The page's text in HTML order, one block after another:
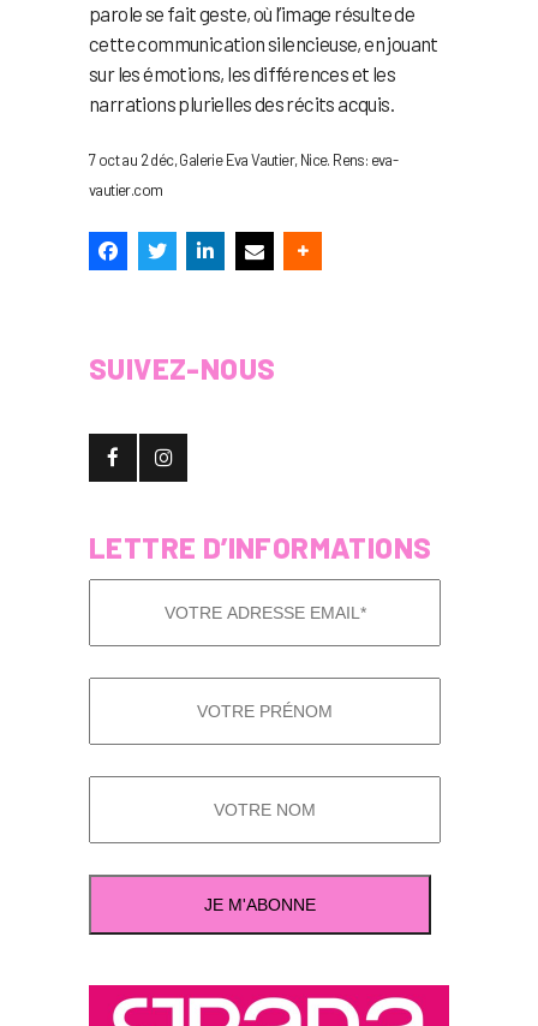
parole se fait geste, où l’image résulte de
cette communication silencieuse, en jouant
sur les émotions, les différences et les
narrations plurielles des récits acquis.
7 oct au 2 déc, Galerie Eva Vautier, Nice. Rens: eva-
vautier.com
SUIVEZ-NOUS
LETTRE D’INFORMATIONS